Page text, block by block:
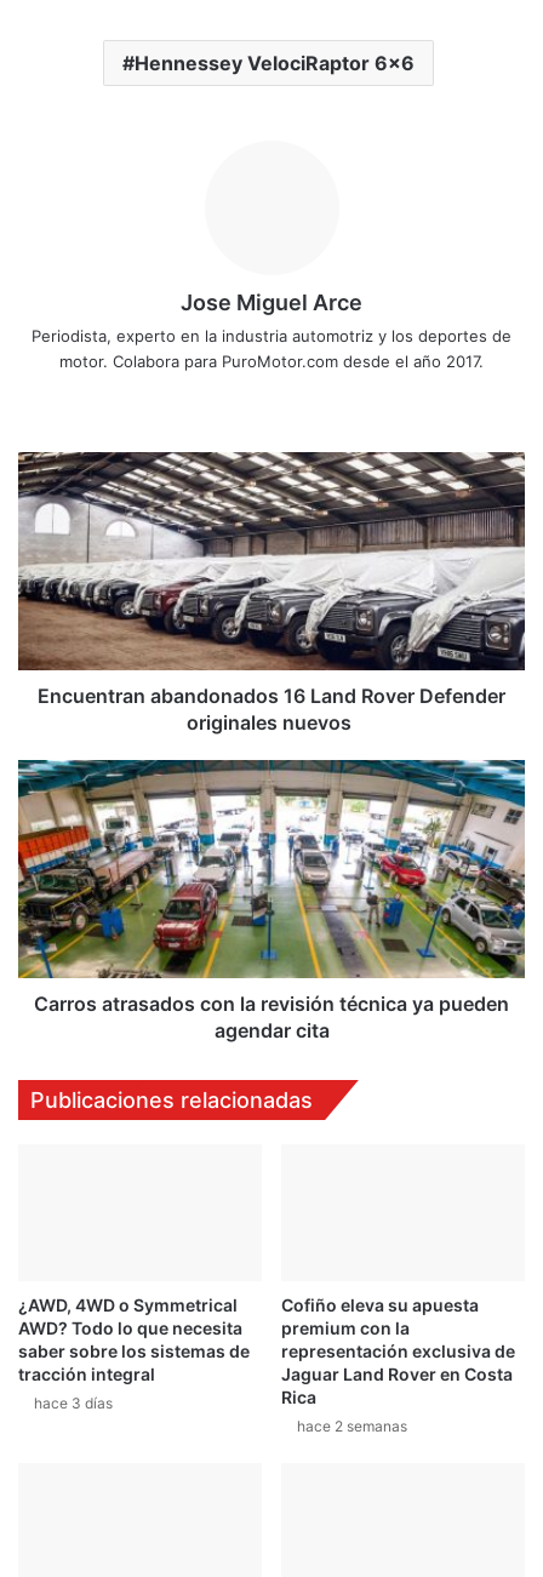
Hennessey VelociRaptor 6x6
Jose Miguel Arce
Periodista, experto en la industria automotriz y los deportes de
motor. Colabora para PuroMotor.com desde el año 2017.
Encuentran
abandonados
16
Land
Rover
Defender
originales
nuevos
Encuentran abandonados 16 Land Rover Defender
originales nuevos
Carros
atrasados
con
la
revisión
técnica
ya
pueden
agendar
citaCarros atrasados con la revisión técnica ya pueden
agendar cita
Publicaciones relacionadas
¿AWD, 4WD o Symmetrical
AWD? Todo lo que necesita
saber sobre los sistemas de
tracción integral
hace 3 días
Cofiño eleva su apuesta
premium con la
representación exclusiva de
Jaguar Land Rover en Costa
Rica
hace 2 semanas